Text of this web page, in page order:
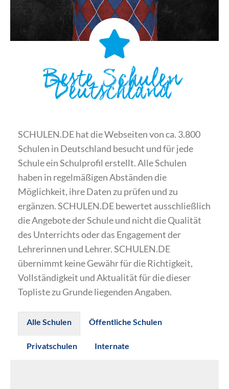
Beste Schulen
Deutschland
SCHULEN.DE hat die Webseiten von ca. 3.800
Schulen in Deutschland besucht und für jede
Schule ein Schulprofil erstellt. Alle Schulen
haben in regelmäßigen Abständen die
Möglichkeit, ihre Daten zu prüfen und zu
ergänzen. SCHULEN.DE bewertet ausschließlich
die Angebote der Schule und nicht die Qualität
des Unterrichts oder das Engagement der
Lehrerinnen und Lehrer. SCHULEN.DE
übernimmt keine Gewähr für die Richtigkeit,
Vollständigkeit und Aktualität für die dieser
Topliste zu Grunde liegenden Angaben.
Alle Schulen Öffentliche Schulen
Privatschulen Internate